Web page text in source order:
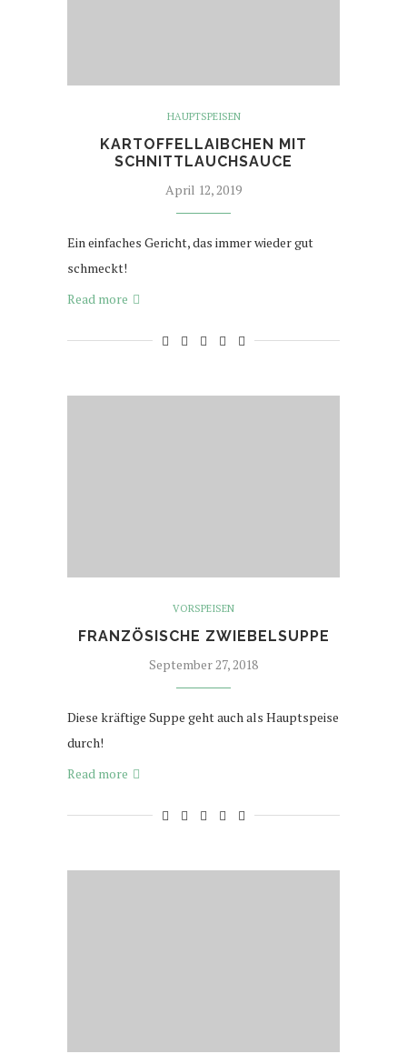
HAUPTSPEISEN
KARTOFFELLAIBCHEN MIT
SCHNITTLAUCHSAUCE
April 12, 2019
Ein einfaches Gericht, das immer wieder gut
schmeckt!
Read more
VORSPEISEN
FRANZÖSISCHE ZWIEBELSUPPE
September 27, 2018
Diese kräftige Suppe geht auch als Hauptspeise
durch!
Read more